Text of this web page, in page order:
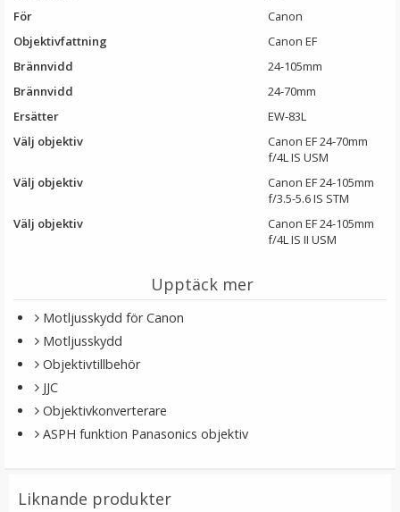
JJC Motljusskydd för Sony DT 18-55mm & 18-70mm
USM ersätter EW-78F
För
Canon
Objektivfattning
Canon EF
Brännvidd
24-105mm
Brännvidd
24-70mm
Ersätter
EW-83L
Välj objektiv
Canon EF 24-70mm
f/4L IS USM
Välj objektiv
Canon EF 24-105mm
f/3.5-5.6 IS STM
Välj objektiv
Canon EF 24-105mm
f/4L IS II USM
Upptäck mer
Motljusskydd för Canon
Motljusskydd
Objektivtillbehör
JJC
Objektivkonverterare
ASPH funktion Panasonics objektiv
Liknande produkter